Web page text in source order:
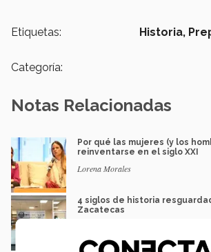
Etiquetas: Historia,
Categoría:
Notas Relacionadas
Por qué las mujeres (y los
reinventarse en el siglo XXI
Lorena Morales
4 siglos de historia
Zacatecas